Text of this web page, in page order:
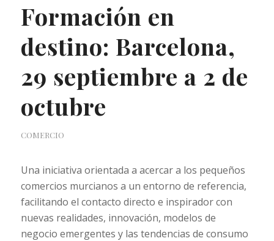
Formación en
destino: Barcelona,
29 septiembre a 2 de
octubre
COMERCIO
Una iniciativa orientada a acercar a los pequeños
comercios murcianos a un entorno de referencia,
facilitando el contacto directo e inspirador con
nuevas realidades, innovación, modelos de
negocio emergentes y las tendencias de consumo